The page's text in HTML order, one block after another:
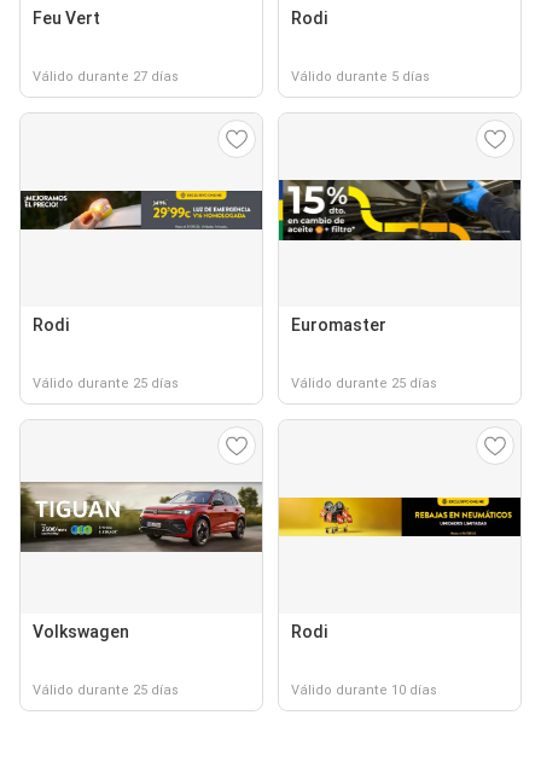
Feu Vert
Válido durante 27 días
Rodi
Válido durante 5 días
Rodi
Válido durante 25 días
Euromaster
Válido durante 25 días
Volkswagen
Válido durante 25 días
Rodi
Válido durante 10 días